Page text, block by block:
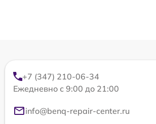
+7 (347) 210-06-34
Ежедневно с 9:00 до 21:00
info@benq-repair-center.ru